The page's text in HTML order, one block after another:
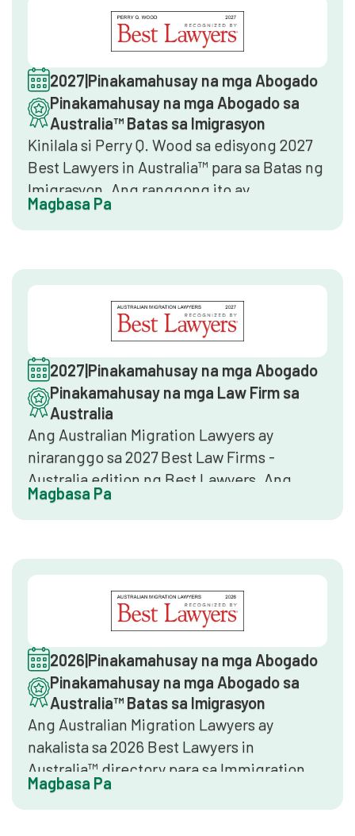
mga nangunguna sa industriya.
Kinukumpirma ng pagiging kasama na ang
firm ay naghahatid ng mga nangungunang
serbisyong legal sa batas ng imigrasyon sa
pambansang antas.
2027|Pinakamahusay na mga Abogado
Pinakamahusay na mga Abogado sa
Australia™ Batas sa Imigrasyon
Kinilala si Perry Q. Wood sa edisyong 2027
Best Lawyers in Australia™ para sa Batas ng
Imigrasyon. Ang ranggong ito ay
iginagawad lamang sa pamamagitan ng
kumpidensyal na peer review ng mga
pandaigdigang benchmark ng legal
Magbasa Pa
2027|Pinakamahusay na mga Abogado
Pinakamahusay na mga Law Firm sa
Australia
Ang Australian Migration Lawyers ay
niraranggo sa 2027 Best Law Firms -
Australia edition ng Best Lawyers. Ang
ranggo ng kompanya ay natutukoy sa
pamamagitan ng feedback ng kliyente,
Kinukumpirma ng pagiging kasama na ang
kompanya ay naghahatid ng mga
nangungunang serbisyong legal sa batas
ng imigrasyon sa pambansang antas.
Magbasa Pa
2026|Pinakamahusay na mga Abogado
Pinakamahusay na mga Abogado sa
Australia™ Batas sa Imigrasyon
Ang Australian Migration Lawyers ay
nakalista sa 2026 Best Lawyers in
Australia™ directory para sa Immigration
Law. Ang pagsasama ay sumasalamin sa
patuloy na pagkilala ng mga kapantay sa
Magbasa Pa